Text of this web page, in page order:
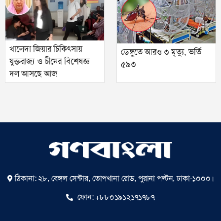
খালেদা জিয়ার চিকিৎসায়
যুক্তরাজ্য ও চীনের বিশেষজ্ঞ
দল আসছে আজ
ডেঙ্গুতে আরও ৩ মৃত্যু, ভর্তি
৫৯৩
ঠিকানা: ২৮, বেঙ্গল সেন্টার, তোপখানা রোড, পুরানা পল্টন, ঢাকা-১০০০।
ফোন:+৮৮০১৯১২১৭১৭৮৭